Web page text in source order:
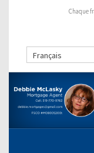
Chaque
Français